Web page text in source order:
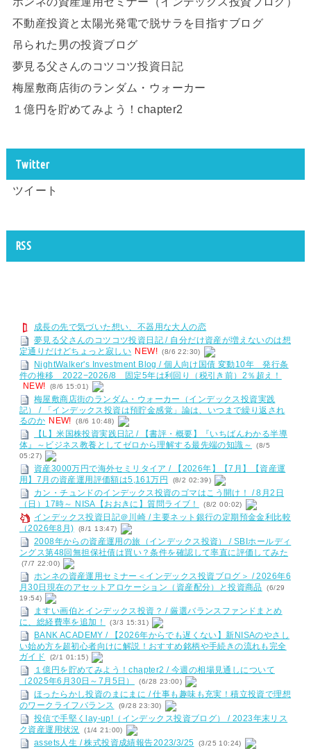
不動産投資と太陽光発電で脱サラを目指すブログ
吊られた男の投資ブログ
夢見る父さんのコツコツ投資日記
梅屋敷商店街のランダム・ウォーカー
１億円を貯めてみよう！chapter2
Twitter
ツイート
RSS
成長の先で気づいた想い、不器用な大人の恋
夢見る父さんのコツコツ投資日記 / 自分だけ資産が増えないのは想
定通りだけどちょっと寂しい NEW! (8/6 22:30)
NightWalker's Investment Blog / 個人向け国債 変動10年 発行条
件の推移 2022−2026/8 固定5年は利回り（税引き前）2％超え！
NEW!
(8/6 15:01)
梅屋敷商店街のランダム・ウォーカー（インデックス投資実践
記） / 「インデックス投資は預貯金感覚」論は、いつまで繰り返され
るのか NEW! (8/6 10:48)
【L】米国株投資実践日記 / 【書評・概要】『いちばんわかる半導
体』～ビジネス教養としてゼロから理解する最先端の知識～
(8/5
05:27)
資産3000万円で海外セミリタイア / 【2026年】【7月】【資産運
用】7月の資産運用評価額は5,161万円
(8/2 02:39)
カン・チュンドのインデックス投資のゴマはこう開け！ / 8月2日
（日）17時～ NISA【おおきに】質問ライブ！
(8/2 00:02)
インデックス投資日記＠川崎 / 主要ネット銀行の定期預金金利比較
（2026年8月)
(8/1 13:47)
2008年からの資産運用の旅（インデックス投資） / SBIホールディ
ングス第48回無担保社債は買い？条件を確認して率直に評価してみた
(7/7 22:00)
ホンネの資産運用セミナー＜インデックス投資ブログ＞ / 2026年6
月30日現在のアセットアロケーション（資産配分）と投資商品
(6/29
19:54)
ますい画伯とインデックス投資？ / 厳選バランスファンドまとめ
に、総経費率を追加！
(3/3 15:31)
BANK ACADEMY / 【2026年からでも遅くない】新NISAのやさし
い始め方を超初心者向けに解説！おすすめ銘柄や手続きの流れも完全
ガイド
(2/1 01:15)
１億円を貯めてみよう！chapter2 / 今週の相場見通しについて
（2025年6月30日～7月5日）
(6/28 23:00)
ほったらかし投資のまにまに / 仕事も趣味も充実！積立投資で理想
のワークライフバランス
(9/28 23:30)
投信で手堅くlay-up!（インデックス投資ブログ） / 2023年末リス
ク資産運用状況
(1/4 21:00)
assets人生 / 株式投資成績報告2023/3/25 (3/25 10:24)